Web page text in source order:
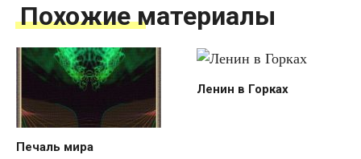
Похожие материалы
Печаль мира
Ленин в Горках